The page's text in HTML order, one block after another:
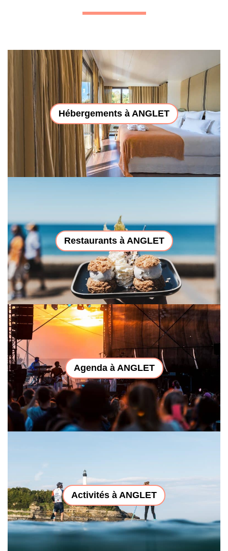
Hébergements à ANGLET
Restaurants à ANGLET
Agenda à ANGLET
Activités à ANGLET